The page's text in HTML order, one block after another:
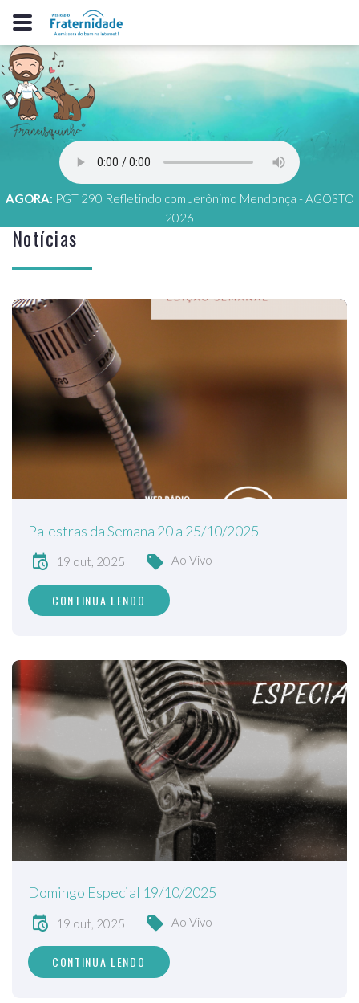
AGORA: PGT 290 Refletindo com Jerônimo Mendonça - AGOSTO
2026
Notícias
Palestras da Semana 20 a 25/10/2025
19 out, 2025 Ao Vivo
CONTINUA LENDO
Domingo Especial 19/10/2025
19 out, 2025 Ao Vivo
CONTINUA LENDO